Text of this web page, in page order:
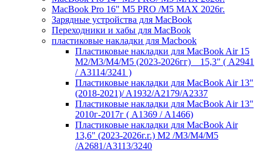
MacBook Pro 16" M5 PRO /M5 MAX 2026г.
Зарядные устройства для MacBook
Переходники и хабы для MacBook
пластиковые накладки для Macbook
Пластиковые накладки для MacBook Air 15
M2/M3/M4/M5 (2023-2026гг) _ 15,3" ( А2941
/ А3114/3241 )
Пластиковые накладки для MacBook Air 13"
(2018-2021)/ A1932/A2179/A2337
Пластиковые накладки для MacBook Air 13"
2010г-2017г ( А1369 / А1466)
Пластиковые накладки для MacBook Air
13,6" (2023-2026г.г.) M2 /M3/M4/M5
/A2681/A3113/3240